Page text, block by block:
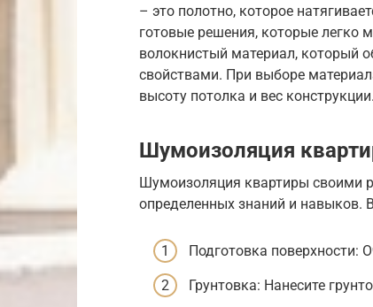
– это полотно, которое
готовые решения, которые легко
волокнистый материал, который
свойствами. При выборе
высоту потолка и вес конструкции.
Шумоизоляция
Шумоизоляция квартиры своими
определенных знаний и навыков.
Подготовка поверхности:
Грунтовка: Нанесите